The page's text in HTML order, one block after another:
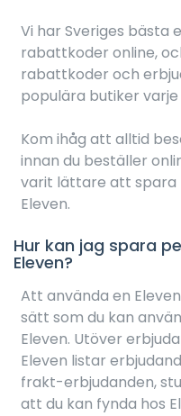
Vi har Sveriges bästa
rabattkoder online,
rabattkoder och
populära butiker varje
Kom ihåg att alltid
innan du beställer
varit lättare att spara
Eleven.
Hur kan jag spara
Eleven?
Att använda en
sätt som du kan
Eleven. Utöver
Eleven listar
frakt-erbjudanden,
att du kan fynda hos